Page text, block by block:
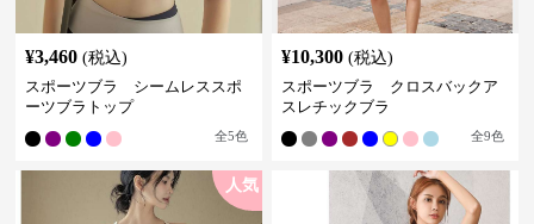
¥3,460 (税込)
スポーツブラ シームレススポ
ーツブラトップ
全5色
¥10,300 (税込)
スポーツブラ クロスバックア
スレチックブラ
全9色
人気